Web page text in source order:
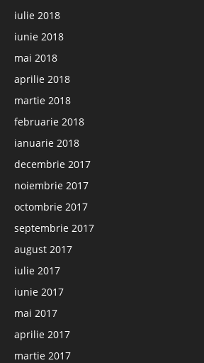
iulie 2018
iunie 2018
mai 2018
aprilie 2018
martie 2018
februarie 2018
ianuarie 2018
decembrie 2017
noiembrie 2017
octombrie 2017
septembrie 2017
august 2017
iulie 2017
iunie 2017
mai 2017
aprilie 2017
martie 2017